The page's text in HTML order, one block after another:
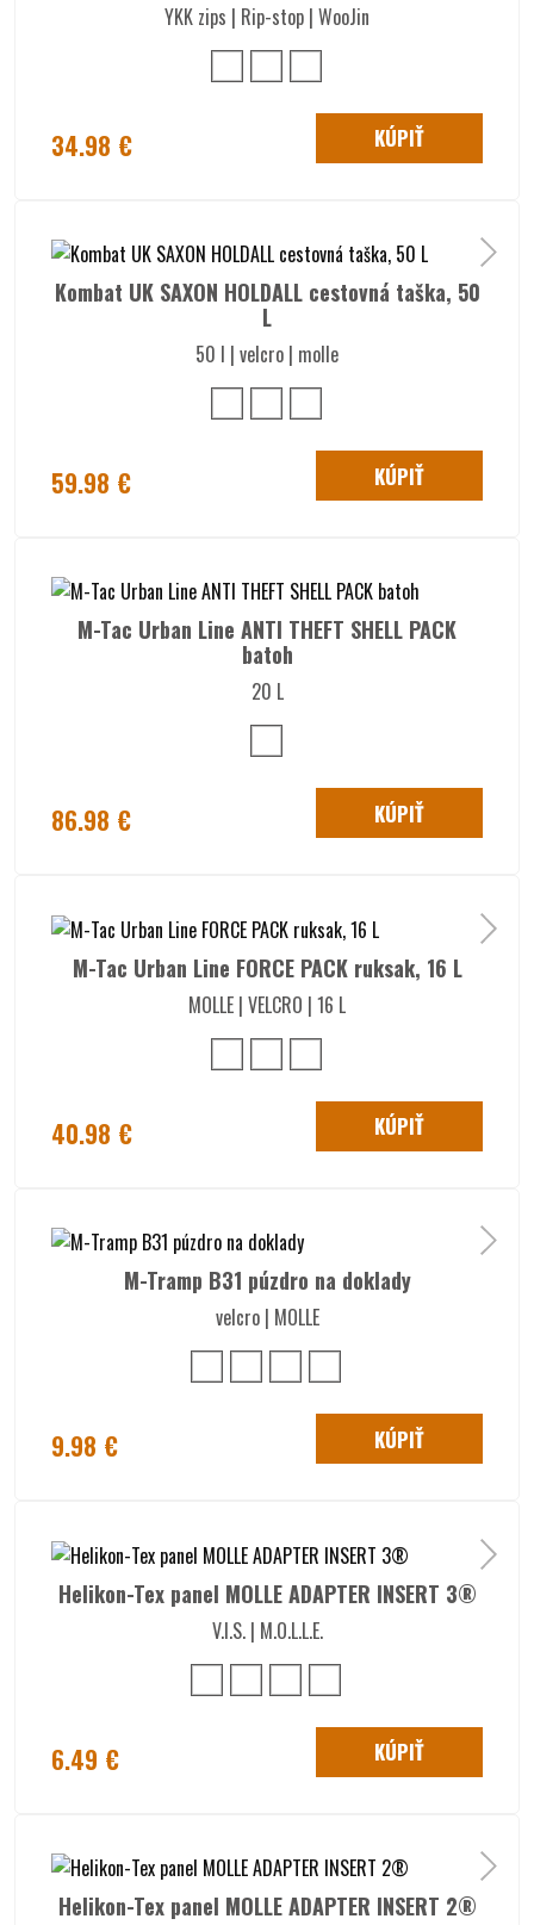
YKK zips | Rip-stop | WooJin
34.98 € KÚPIŤ
Kombat UK SAXON HOLDALL cestovná taška, 50
L
50 l | velcro | molle
59.98 € KÚPIŤ
M-Tac Urban Line ANTI THEFT SHELL PACK
batoh
20 L
86.98 € KÚPIŤ
M-Tac Urban Line FORCE PACK ruksak, 16 L
MOLLE | VELCRO | 16 L
40.98 € KÚPIŤ
M-Tramp B31 púzdro na doklady
velcro | MOLLE
9.98 € KÚPIŤ
Helikon-Tex panel MOLLE ADAPTER INSERT 3®
V.I.S. | M.O.L.L.E.
6.49 € KÚPIŤ
Helikon-Tex panel MOLLE ADAPTER INSERT 2®